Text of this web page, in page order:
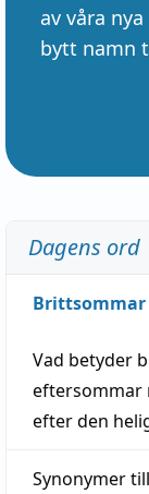
av våra
bytt namn
Dagens ord
Brittsommar
Vad betyder
eftersommar
efter den
Synonymer till